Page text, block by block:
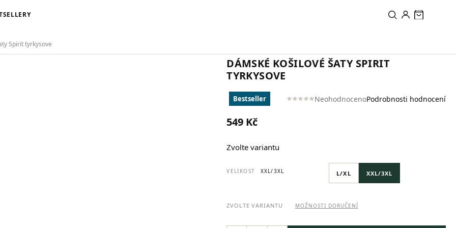
Spirit tyrkysove
DÁMSKÉ KOŠILOVÉ ŠATY SPIRIT
TYRKYSOVE
Bestseller
PrůměrnéNeohodnocenoPodrobnosti hodnocení
549 Kč
cena:
Zvolte variantu
VELIKOST XXL/3XL L/XL XXL/3XL
ZVOLTE VARIANTU MOŽNOSTI DORUČENÍ